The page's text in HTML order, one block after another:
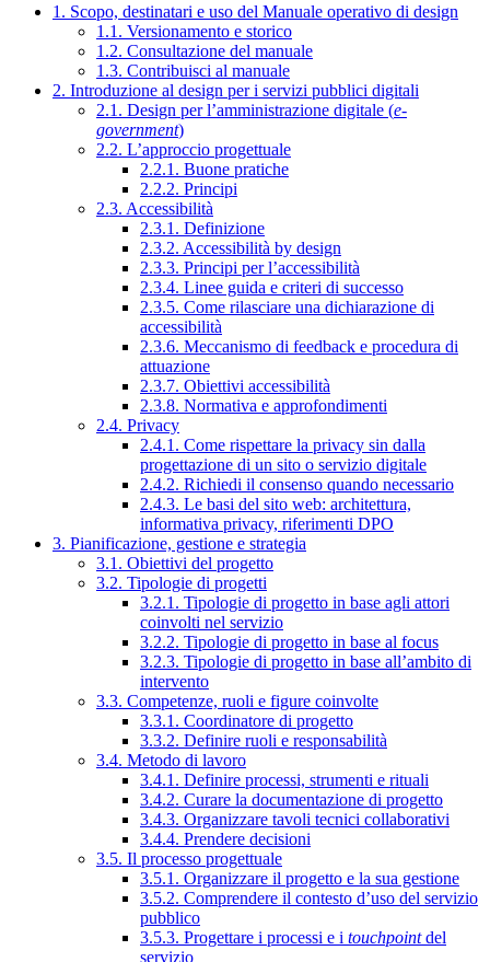
1. Scopo, destinatari e uso del Manuale operativo di design
1.1. Versionamento e storico
1.2. Consultazione del manuale
1.3. Contribuisci al manuale
2. Introduzione al design per i servizi pubblici digitali
2.1. Design per l’amministrazione digitale (e-
government)
2.2. L’approccio progettuale
2.2.1. Buone pratiche
2.2.2. Principi
2.3. Accessibilità
2.3.1. Definizione
2.3.2. Accessibilità by design
2.3.3. Principi per l’accessibilità
2.3.4. Linee guida e criteri di successo
2.3.5. Come rilasciare una dichiarazione di
accessibilità
2.3.6. Meccanismo di feedback e procedura di
attuazione
2.3.7. Obiettivi accessibilità
2.3.8. Normativa e approfondimenti
2.4. Privacy
2.4.1. Come rispettare la privacy sin dalla
progettazione di un sito o servizio digitale
2.4.2. Richiedi il consenso quando necessario
2.4.3. Le basi del sito web: architettura,
informativa privacy, riferimenti DPO
3. Pianificazione, gestione e strategia
3.1. Obiettivi del progetto
3.2. Tipologie di progetti
3.2.1. Tipologie di progetto in base agli attori
coinvolti nel servizio
3.2.2. Tipologie di progetto in base al focus
3.2.3. Tipologie di progetto in base all’ambito di
intervento
3.3. Competenze, ruoli e figure coinvolte
3.3.1. Coordinatore di progetto
3.3.2. Definire ruoli e responsabilità
3.4. Metodo di lavoro
3.4.1. Definire processi, strumenti e rituali
3.4.2. Curare la documentazione di progetto
3.4.3. Organizzare tavoli tecnici collaborativi
3.4.4. Prendere decisioni
3.5. Il processo progettuale
3.5.1. Organizzare il progetto e la sua gestione
3.5.2. Comprendere il contesto d’uso del servizio
pubblico
3.5.3. Progettare i processi e i touchpointdel
servizio